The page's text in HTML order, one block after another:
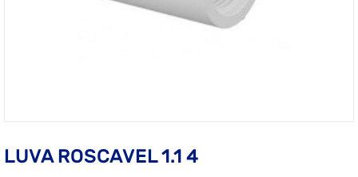
LUVA ROSCAVEL 1.1 4